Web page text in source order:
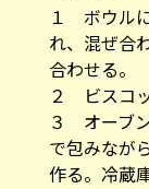
１ ボウル
れ、混ぜ合
合わせる。
２ ビスコ
３ オーブ
で包みなが
作る。冷蔵